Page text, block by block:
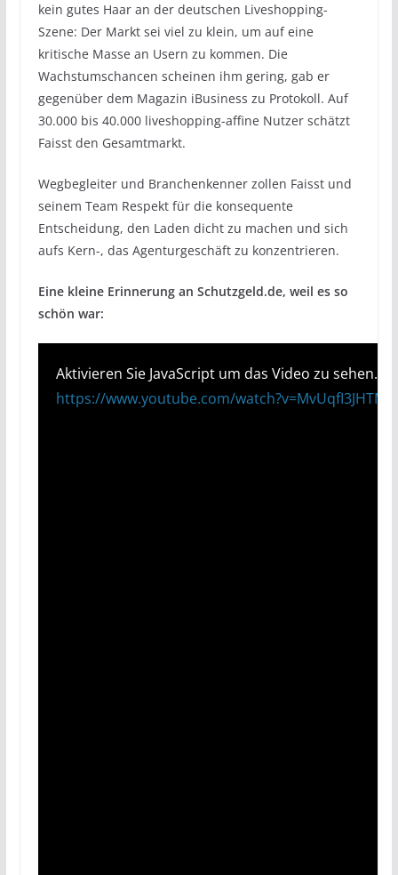
kein gutes Haar an der deutschen Liveshopping-
Szene: Der Markt sei viel zu klein, um auf eine
kritische Masse an Usern zu kommen. Die
Wachstumschancen scheinen ihm gering, gab er
gegenüber dem Magazin iBusiness zu Protokoll. Auf
30.000 bis 40.000 liveshopping-affine Nutzer schätzt
Faisst den Gesamtmarkt.
Wegbegleiter und Branchenkenner zollen Faisst und
seinem Team Respekt für die konsequente
Entscheidung, den Laden dicht zu machen und sich
aufs Kern-, das Agenturgeschäft zu konzentrieren.
Eine kleine Erinnerung an Schutzgeld.de, weil es so
schön war:
Aktivieren Sie JavaScript um das Video zu sehen.
https://www.youtube.com/watch?v=MvUqfI3JHTM